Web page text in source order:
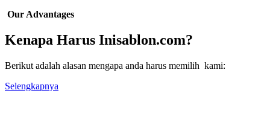
Our Advantages
Kenapa Harus Inisablon.com?
Berikut adalah alasan mengapa anda harus memilih kami:
Selengkapnya